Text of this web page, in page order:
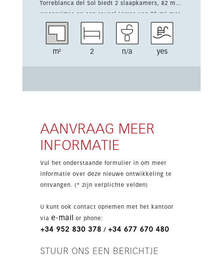
Torreblanca del Sol biedt 2 slaapkamers, 82 m²
woonruimte en een royaal terras van 30 m² met
uitzicht op het zwembad en de bergen. De
woning maakt deel uit van een boetiekproject
en dubbele beglazing. Bewoners genieten van
een binnenfitnessruimte, sauna, ondergrondse
parkeergelegenheid, een berging en een EV-
laadpunt. Daarnaast heeft het pand een
m² 2 n/a yes
AANVRAAG MEER
INFORMATIE
Vul het onderstaande formulier in om meer
informatie over deze nieuwe ontwikkeling te
ontvangen. (* zijn verplichte velden)
U kunt ook contact opnemen met het kantoor
via e-mail or phone:
+34 952 830 378 / +34 677 670 480
STUUR ONS EEN BERICHTJE